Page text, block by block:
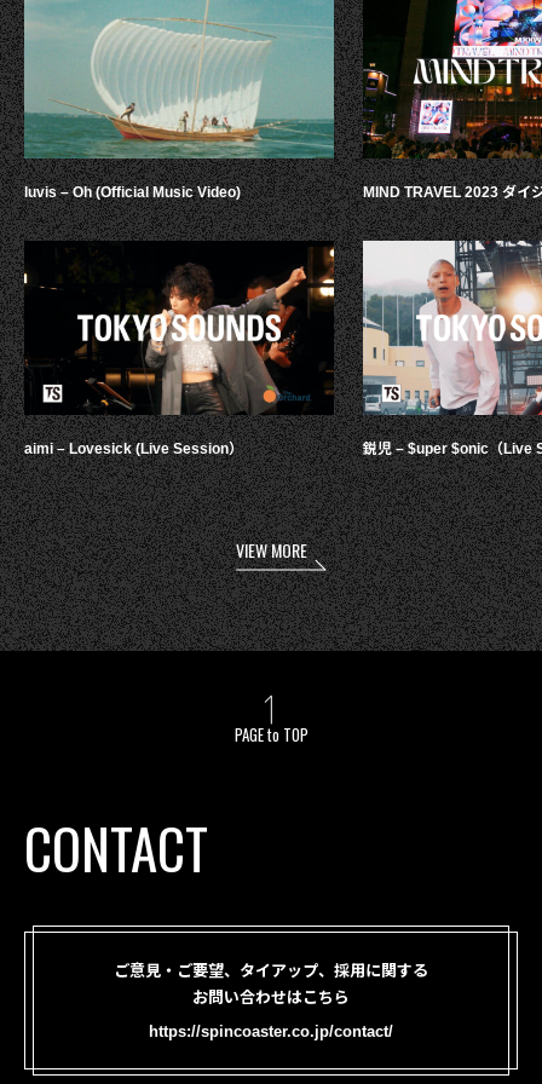
luvis – Oh (Official Music Video)
aimi – Lovesick (Live Session）
MIND TRAVEL 2023 ダイ
鋭児 – $uper $onic（Live
VIEW MORE
PAGE to TOP
CONTACT
ご意見・ご要望、タイアップ、採用に関する
お問い合わせはこちら
https://spincoaster.co.jp/contact/